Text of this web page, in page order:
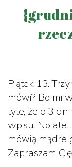
Piątek 13.
mówi? Bo mi
tyle, że o 3 dni
wpisu. No
mówią mądre
Zapraszam